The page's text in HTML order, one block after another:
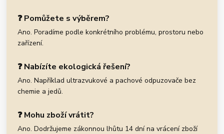
❓ Pomůžete s výběrem?
Ano. Poradíme podle konkrétního problému, prostoru nebo
zařízení.
❓ Nabízíte ekologická řešení?
Ano. Například ultrazvukové a pachové odpuzovače bez
chemie a jedů.
❓ Mohu zboží vrátit?
Ano. Dodržujeme zákonnou lhůtu 14 dní na vrácení zboží